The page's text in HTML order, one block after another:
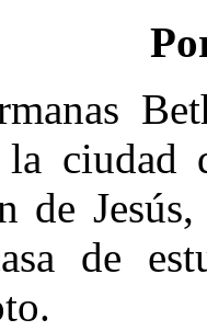
la ciudad
de
de